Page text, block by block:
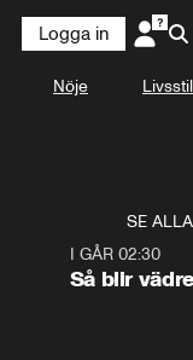
Logga in
Nöje Livsstil
SE ALLA
I GÅR 02:30
Så blir